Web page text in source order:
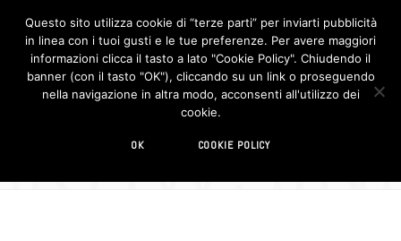
F
c
e
b
o
I
n
s
t
letto
Questo sito utilizza cookie di “terze parti” per inviarti pubblicità
in linea con i tuoi gusti e le tue preferenze. Per avere maggiori
informazioni clicca il tasto a lato "Cookie Policy". Chiudendo il
banner (con il tasto "OK"), cliccando su un link o proseguendo
nella navigazione in altra modo, acconsenti all'utilizzo dei
cookie.
OK COOKIE POLICY